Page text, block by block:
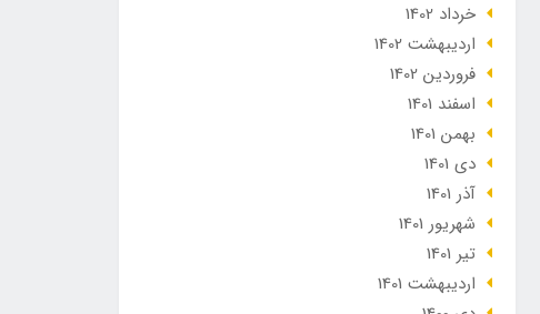
خرداد 1402
ارديبهشت 1402
فروردین 1402
اسفند 1401
بهمن 1401
دی 1401
آذر 1401
شهریور 1401
تير 1401
ارديبهشت 1401